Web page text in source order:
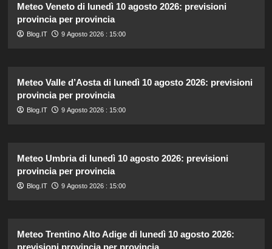
Meteo Veneto di lunedì 10 agosto 2026: previsioni
provincia per provincia
Blog.IT 9 Agosto 2026 : 15:00
Meteo Valle d’Aosta di lunedì 10 agosto 2026: previsioni
provincia per provincia
Blog.IT 9 Agosto 2026 : 15:00
Meteo Umbria di lunedì 10 agosto 2026: previsioni
provincia per provincia
Blog.IT 9 Agosto 2026 : 15:00
Meteo Trentino Alto Adige di lunedì 10 agosto 2026: